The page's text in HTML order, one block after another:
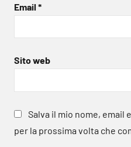
Email *
Sito web
Salva il mio nome,
per la prossima volta che